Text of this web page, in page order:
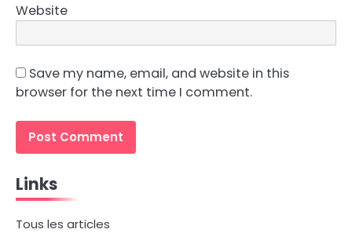
Website
Save my name, email, and website in this
browser for the next time I comment.
Links
Tous les articles